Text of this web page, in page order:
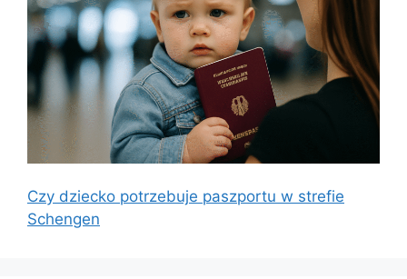
Czy dziecko potrzebuje paszportu w strefie
Schengen